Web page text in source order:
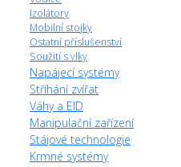
Izolátory
Mobilní stojky
Ostatní příslušenství
Soužití s vlky
Napájecí systémy
Stříhání zvířat
Váhy a EID
Manipulační zařízení
Stájové technologie
Krmné systémy